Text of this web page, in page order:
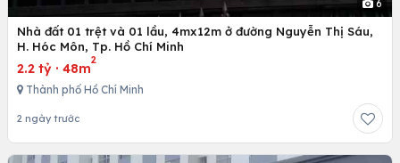
6
Nhà đất 01 trệt và 01 lầu, 4mx12m ở đường Nguyễn Thị Sáu,
H. Hóc Môn, Tp. Hồ Chí Minh
2.2 tỷ · 48m
2
Thành phố Hồ Chí Minh
2 ngày trước